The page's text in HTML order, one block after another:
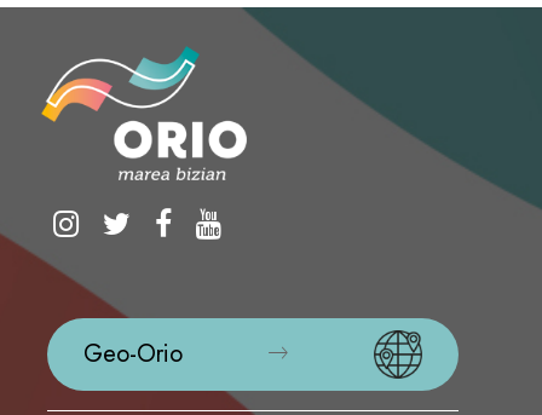
Geo-Orio